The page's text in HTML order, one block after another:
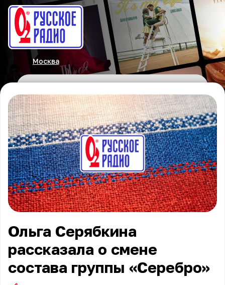
Москва
Ольга Серябкина
рассказала о смене
состава группы «Серебро»